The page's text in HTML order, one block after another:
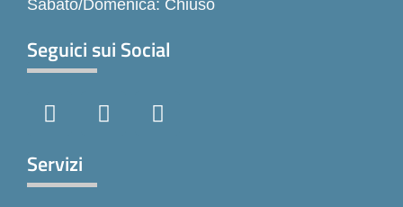
Sabato/Domenica: Chiuso
Seguici sui Social
a
e
b
n
i
Servizi